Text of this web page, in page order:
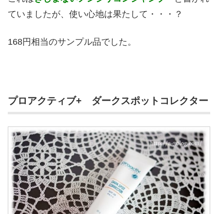
ていましたが、使い心地は果たして・・・？
168円相当のサンプル品でした。
プロアクティブ+ ダークスポットコレクター